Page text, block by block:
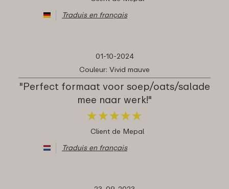
Traduis en français
01-10-2024
Couleur: Vivid mauve
"Perfect formaat voor soep/oats/salade
mee naar werk!"
★★★★★
★★★★★
Client de Mepal
Traduis en français